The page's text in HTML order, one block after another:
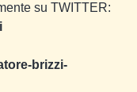
su TWITTER:
brizzi-